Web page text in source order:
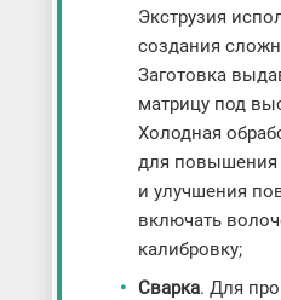
Экструзия
создания
Заготовка
матрицу под
Холодная
для повышения
и улучшения
включать
калибровку;
Сварка. Для